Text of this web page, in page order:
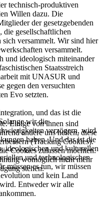
technisch-produktiven
Willen dazu. Die
der gesetzgebenden
die gesellschaftlichen
versammelt. Wir sind hier
versammelt.
und ideologisch miteinander
Staatsstreich
mit UNASUR und
gegen den versuchten
Evo setzten.
und das ist die
wir die
verzögern, wird
haben. Und das ist die
ideologischen und kulturellen
und technologischen
müssen es tun, wir müssen
und kein Land
Entweder wir alle
Einige von ihnen sind
andere uns helfen, diese
(Tracking Cookies).
Cookies zulassen möchten.
womöglich nicht mehr
stehen.